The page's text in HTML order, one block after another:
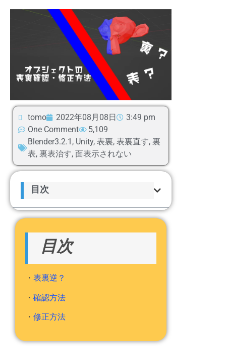
tomo 2022年08月08日
3:49 pm
One Comment
5,109
Blender3.2.1 , Unity, 表裏, 表裏直す, 裏
表, 裏表治す, 面表示されない
目次
目次
・ 表裏逆？
・ 確認方法
・ 修正方法